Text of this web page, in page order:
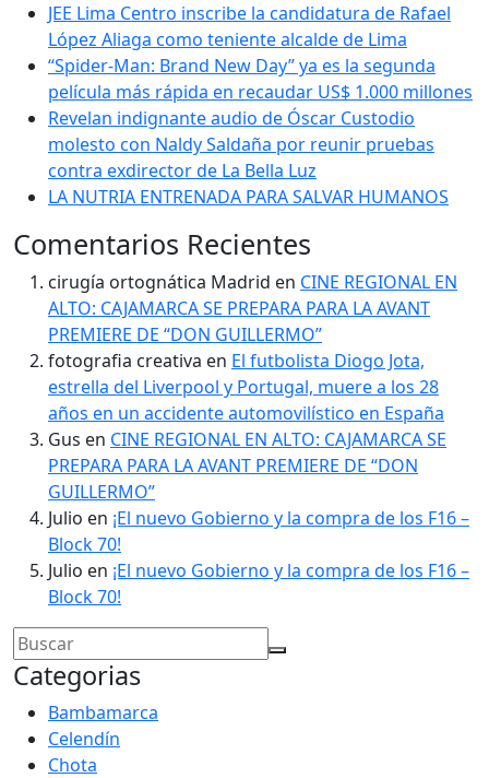
JEE Lima Centro inscribe la candidatura de Rafael
López Aliaga como teniente alcalde de Lima
“Spider-Man: Brand New Day” ya es la segunda
película más rápida en recaudar US$ 1.000 millones
Revelan indignante audio de Óscar Custodio
molesto con Naldy Saldaña por reunir pruebas
contra exdirector de La Bella Luz
LA NUTRIA ENTRENADA PARA SALVAR HUMANOS
Comentarios Recientes
cirugía ortognática Madrid en CINE REGIONAL EN
ALTO: CAJAMARCA SE PREPARA PARA LA AVANT
PREMIERE DE “DON GUILLERMO”
fotografia creativa en El futbolista Diogo Jota,
estrella del Liverpool y Portugal, muere a los 28
años en un accidente automovilístico en España
Gus en CINE REGIONAL EN ALTO: CAJAMARCA SE
PREPARA PARA LA AVANT PREMIERE DE “DON
GUILLERMO”
Julio en ¡El nuevo Gobierno y la compra de los F16 –
Block 70!
Julio en ¡El nuevo Gobierno y la compra de los F16 –
Block 70!
Categorias
Bambamarca
Celendín
Chota